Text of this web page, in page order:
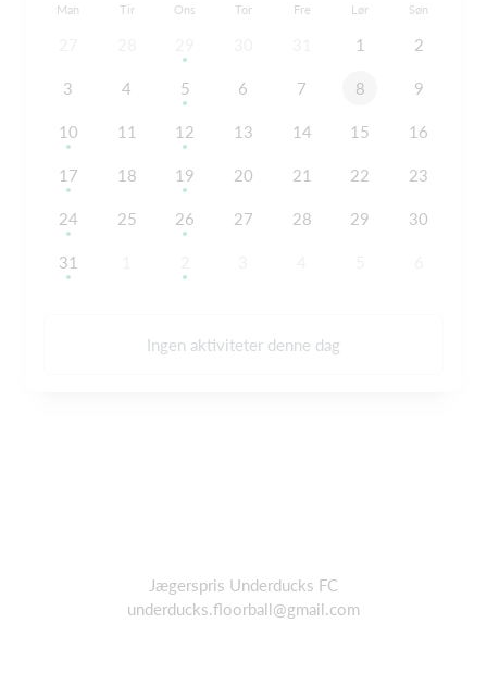
Man Tir Ons Tor Fre Lør Søn
1 2
3 4 5 6 7 8 9
10 11 12 13 14 15 16
17 18 19 20 21 22 23
24 25 26 27 28 29 30
31
Ingen aktiviteter denne dag
Jægerspris Underducks FC
underducks.floorball@gmail.com